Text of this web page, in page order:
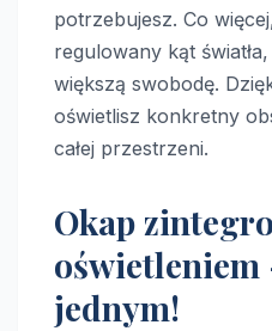
potrzebujesz. Co
regulowany kąt
większą swobodę.
oświetlisz konkretny
całej przestrzeni.
Okap
oświetleniem
jednym!